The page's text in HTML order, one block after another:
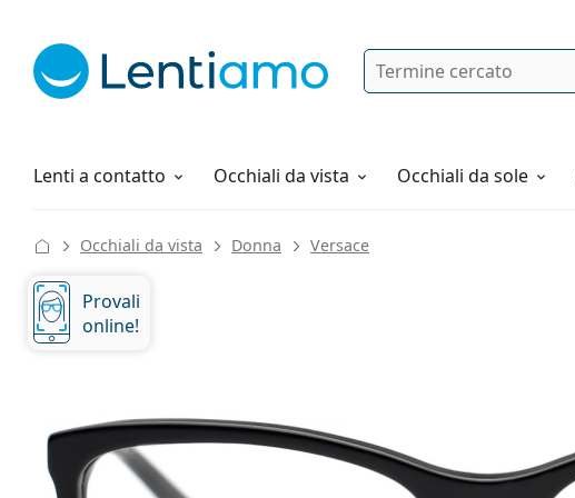
Ricerca
Lenti a contatto
Soluzioni Occhiali da vista Occhiali da sole
Tutto sugli acquisti
Occhiali da vista Donna Versace
Provali
online!